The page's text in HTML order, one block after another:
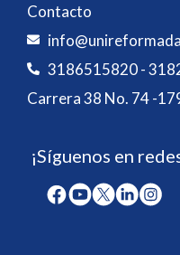
Contacto
3186515820 -
Carrera 38 No. 74 -
¡Síguenos en